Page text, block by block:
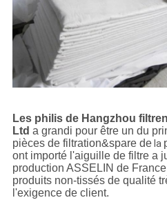
Les philis de Hangzhou
Ltd a grandi pour être un du
pièces de filtration&spare dela
ont importé l'aiguille de filtre a
production ASSELIN de
produits non-tissés de qualité
l'exigence de client.